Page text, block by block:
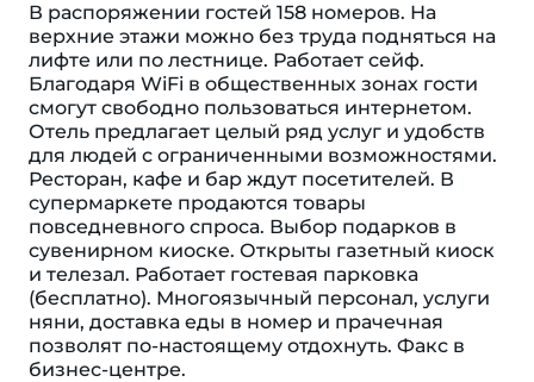
В распоряжении гостей 158 номеров. На
верхние этажи можно без труда подняться на
лифте или по лестнице. Работает сейф.
Благодаря WiFi в общественных зонах гости
смогут свободно пользоваться интернетом.
Отель предлагает целый ряд услуг и удобств
для людей с ограниченными возможностями.
Ресторан, кафе и бар ждут посетителей. В
супермаркете продаются товары
повседневного спроса. Выбор подарков в
сувенирном киоске. Открыты газетный киоск
и телезал. Работает гостевая парковка
(бесплатно). Многоязычный персонал, услуги
няни, доставка еды в номер и прачечная
позволят по-настоящему отдохнуть. Факс в
бизнес-центре.